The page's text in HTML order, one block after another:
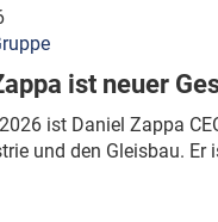
ist neuer
ist Daniel Zappa
und den Gleisbau.